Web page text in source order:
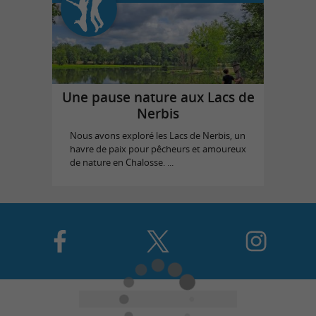
Une pause nature aux Lacs de
Nerbis
Nous avons exploré les Lacs de Nerbis, un
havre de paix pour pêcheurs et amoureux
de nature en Chalosse. ...